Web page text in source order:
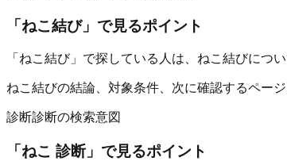
「ねこ結び」で見るポイント
「ねこ結び」で探している人は、ねこ結びにつ
ねこ結びの結論、対象条件、次に確認するペー
診断診断の検索意図
「 ねこ 診断」で見るポイント